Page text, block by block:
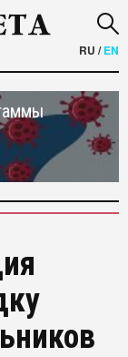
RU /EN